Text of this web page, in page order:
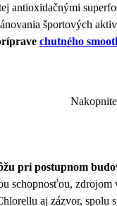
antioxidačnými
športových
chutného
pri postupnom
schopnosťou,
aj zázvor, spolu